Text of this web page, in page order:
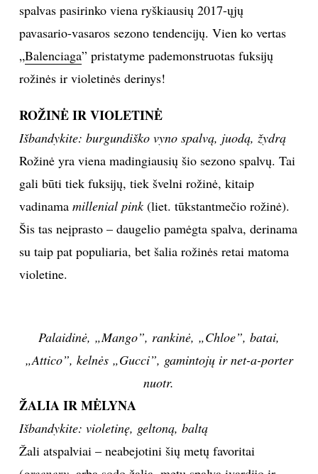
KNYGOS
NAMAI
VIRTUVĖ
RECEPTAI
VAIKAI
KONTAKTAI
Sekite mus:
spalvas pasirinko viena ryškiausių 2017-ųjų
pavasario-vasaros sezono tendencijų. Vien ko vertas
„Balenciaga” pristatyme pademonstruotas fuksijų
rožinės ir violetinės derinys!
ROŽINĖ IR VIOLETINĖ
Išbandykite: burgundiško vyno spalvą, juodą, žydrą
Rožinė yra viena madingiausių šio sezono spalvų. Tai
gali būti tiek fuksijų, tiek švelni rožinė, kitaip
vadinama millenial pink(liet. tūkstantmečio rožinė).
Šis tas neįprasto – daugelio pamėgta spalva, derinama
su taip pat populiaria, bet šalia rožinės retai matoma
violetine.